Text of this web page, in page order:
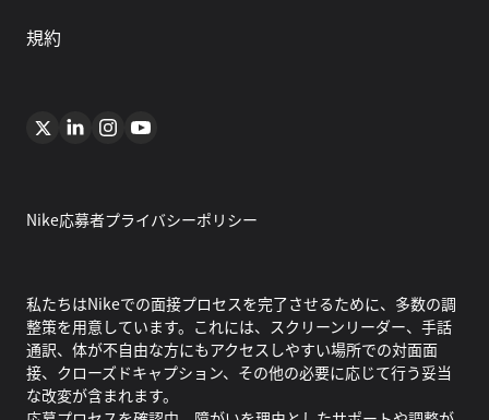
規約
Nike応募者プライバシーポリシー
私たちはNikeでの面接プロセスを完了させるために、多数の調
整策を用意しています。これには、スクリーンリーダー、手話
通訳、体が不自由な方にもアクセスしやすい場所での対面面
接、クローズドキャプション、その他の必要に応じて行う妥当
な改変が含まれます。